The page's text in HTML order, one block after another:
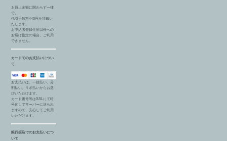
お買上金額に関わらず一律
で、
代引手数料440円を頂戴い
たします。
お申込者登録住所以外への
お届け指定の場合、ご利用
できません。
カードでのお支払いについ
て
お支払いは、一括払い、分
割払い、リボ払いからお選
びいただけます。
カード番号等はSSLにて暗
号化してサーバーに送られ
ますので、安心してご利用
いただけます。
銀行振込でのお支払いにつ
いて